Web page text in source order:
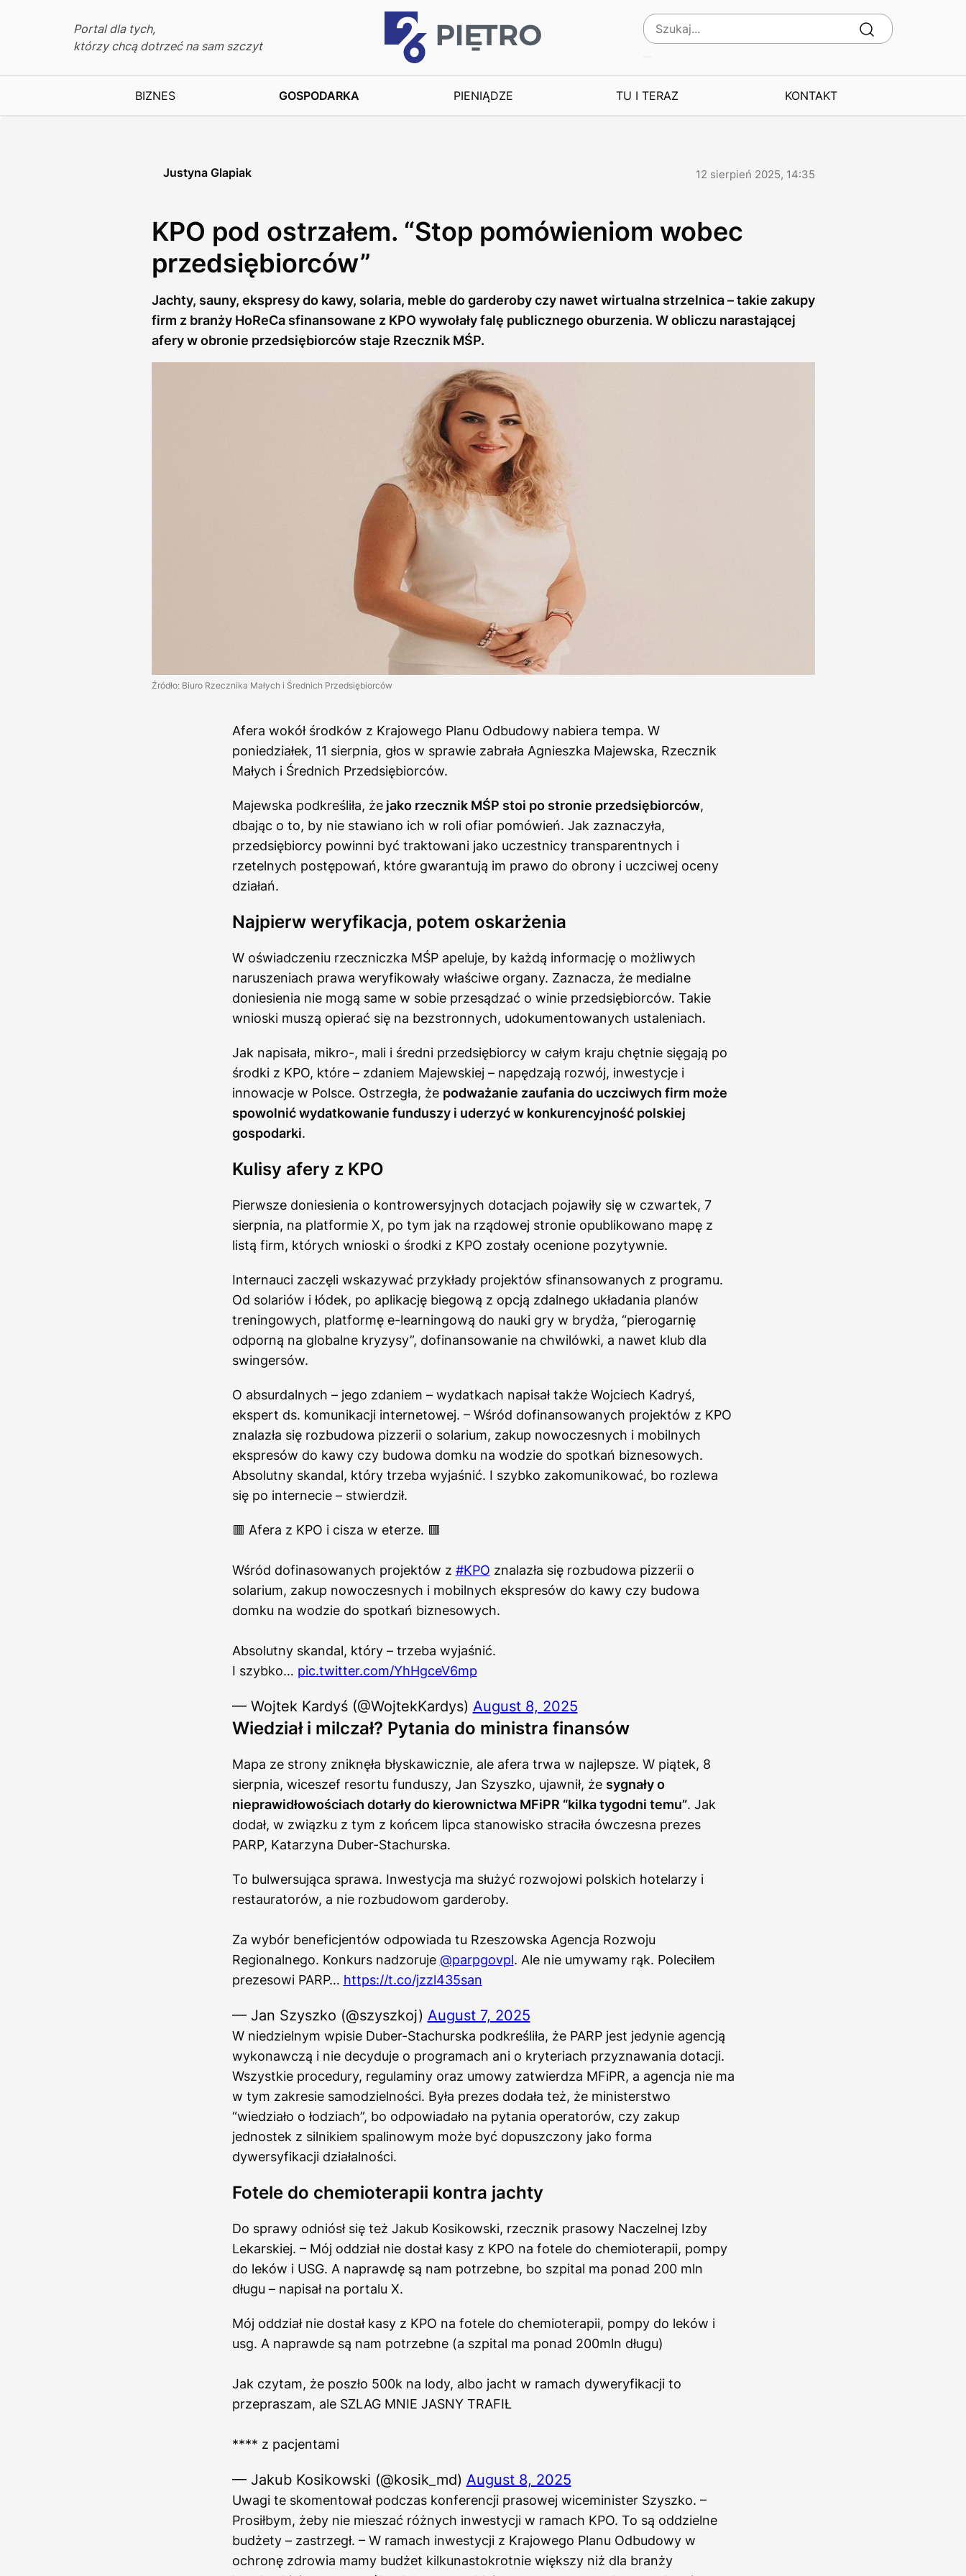
Portal dla tych,
którzy chcą dotrzeć na sam szczyt
BIZNES GOSPODARKA PIENIĄDZE TU I TERAZ KONTAKT
Justyna Glapiak 12 sierpień 2025, 14:35
KPO pod ostrzałem. “Stop pomówieniom wobec
przedsiębiorców”
Jachty, sauny, ekspresy do kawy, solaria, meble do garderoby czy nawet wirtualna strzelnica – takie zakupy
firm z branży HoReCa sfinansowane z KPO wywołały falę publicznego oburzenia. W obliczu narastającej
afery w obronie przedsiębiorców staje Rzecznik MŚP.
Źródło: Biuro Rzecznika Małych i Średnich Przedsiębiorców
Afera wokół środków z Krajowego Planu Odbudowy nabiera tempa. W
poniedziałek, 11 sierpnia, głos w sprawie zabrała Agnieszka Majewska, Rzecznik
Małych i Średnich Przedsiębiorców.
Majewska podkreśliła, żejako rzecznik MŚP stoi po stronie przedsiębiorców,
dbając o to, by nie stawiano ich w roli ofiar pomówień. Jak zaznaczyła,
przedsiębiorcy powinni być traktowani jako uczestnicy transparentnych i
rzetelnych postępowań, które gwarantują im prawo do obrony i uczciwej oceny
działań.
Najpierw weryfikacja, potem oskarżenia
W oświadczeniu rzeczniczka MŚP apeluje, by każdą informację o możliwych
naruszeniach prawa weryfikowały właściwe organy. Zaznacza, że medialne
doniesienia nie mogą same w sobie przesądzać o winie przedsiębiorców. Takie
wnioski muszą opierać się na bezstronnych, udokumentowanych ustaleniach.
Jak napisała, mikro-, mali i średni przedsiębiorcy w całym kraju chętnie sięgają po
środki z KPO, które – zdaniem Majewskiej – napędzają rozwój, inwestycje i
innowacje w Polsce. Ostrzegła, że podważanie zaufania do uczciwych firm może
spowolnić wydatkowanie funduszy i uderzyć w konkurencyjność polskiej
gospodarki.
Kulisy afery z KPO
Pierwsze doniesienia o kontrowersyjnych dotacjach pojawiły się w czwartek, 7
sierpnia, na platformie X, po tym jak na rządowej stronie opublikowano mapę z
listą firm, których wnioski o środki z KPO zostały ocenione pozytywnie.
Internauci zaczęli wskazywać przykłady projektów sfinansowanych z programu.
Od solariów i łódek, po aplikację biegową z opcją zdalnego układania planów
treningowych, platformę e-learningową do nauki gry w brydża, “pierogarnię
odporną na globalne kryzysy”, dofinansowanie na chwilówki, a nawet klub dla
swingersów.
O absurdalnych – jego zdaniem – wydatkach napisał także Wojciech Kadryś,
ekspert ds. komunikacji internetowej. – Wśród dofinansowanych projektów z KPO
znalazła się rozbudowa pizzerii o solarium, zakup nowoczesnych i mobilnych
ekspresów do kawy czy budowa domku na wodzie do spotkań biznesowych.
Absolutny skandal, który trzeba wyjaśnić. I szybko zakomunikować, bo rozlewa
się po internecie – stwierdził.
🟥 Afera z KPO i cisza w eterze. 🟥
Wśród dofinasowanych projektów z #KPO znalazła się rozbudowa pizzerii o
solarium, zakup nowoczesnych i mobilnych ekspresów do kawy czy budowa
domku na wodzie do spotkań biznesowych.
Absolutny skandal, który – trzeba wyjaśnić.
I szybko… pic.twitter.com/YhHgceV6mp
— Wojtek Kardyś (@WojtekKardys) August 8, 2025
Wiedział i milczał? Pytania do ministra finansów
Mapa ze strony zniknęła błyskawicznie, ale afera trwa w najlepsze. W piątek, 8
sierpnia, wiceszef resortu funduszy, Jan Szyszko, ujawnił, że sygnały o
nieprawidłowościach dotarły do kierownictwa MFiPR “kilka tygodni temu”. Jak
dodał, w związku z tym z końcem lipca stanowisko straciła ówczesna prezes
PARP, Katarzyna Duber-Stachurska.
To bulwersująca sprawa. Inwestycja ma służyć rozwojowi polskich hotelarzy i
restauratorów, a nie rozbudowom garderoby.
Za wybór beneficjentów odpowiada tu Rzeszowska Agencja Rozwoju
Regionalnego. Konkurs nadzoruje @parpgovpl. Ale nie umywamy rąk. Poleciłem
prezesowi PARP… https://t.co/jzzl435san
— Jan Szyszko (@szyszkoj) August 7, 2025
W niedzielnym wpisie Duber-Stachurska podkreśliła, że PARP jest jedynie agencją
wykonawczą i nie decyduje o programach ani o kryteriach przyznawania dotacji.
Wszystkie procedury, regulaminy oraz umowy zatwierdza MFiPR, a agencja nie ma
w tym zakresie samodzielności. Była prezes dodała też, że ministerstwo
“wiedziało o łodziach”, bo odpowiadało na pytania operatorów, czy zakup
jednostek z silnikiem spalinowym może być dopuszczony jako forma
dywersyfikacji działalności.
Fotele do chemioterapii kontra jachty
Do sprawy odniósł się też Jakub Kosikowski, rzecznik prasowy Naczelnej Izby
Lekarskiej. – Mój oddział nie dostał kasy z KPO na fotele do chemioterapii, pompy
do leków i USG. A naprawdę są nam potrzebne, bo szpital ma ponad 200 mln
długu – napisał na portalu X.
Mój oddział nie dostał kasy z KPO na fotele do chemioterapii, pompy do leków i
usg. A naprawde są nam potrzebne (a szpital ma ponad 200mln długu)
Jak czytam, że poszło 500k na lody, albo jacht w ramach dyweryfikacji to
przepraszam, ale SZLAG MNIE JASNY TRAFIŁ
**** z pacjentami
— Jakub Kosikowski (@kosik_md) August 8, 2025
Uwagi te skomentował podczas konferencji prasowej wiceminister Szyszko. –
Prosiłbym, żeby nie mieszać różnych inwestycji w ramach KPO. To są oddzielne
budżety – zastrzegł. – W ramach inwestycji z Krajowego Planu Odbudowy w
ochronę zdrowia mamy budżet kilkunastokrotnie większy niż dla branży